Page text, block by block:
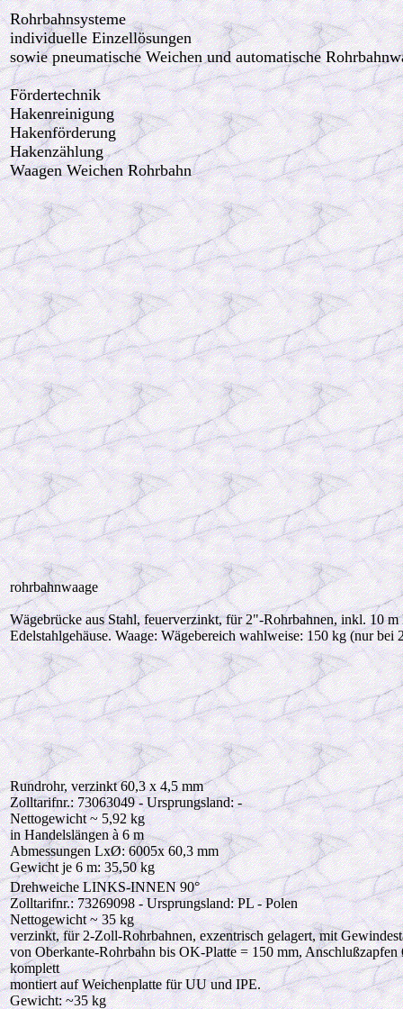
Rohrbahnsysteme
individuelle Einzellösungen
sowie pneumatische Weichen und automatische
Fördertechnik
Hakenreinigung
Hakenförderung
Hakenzählung
Waagen Weichen Rohrbahn
rohrbahnwaage
Wägebrücke aus Stahl, feuerverzinkt, für 2"-Rohrbahnen, inkl. 10
Edelstahlgehäuse. Waage: Wägebereich wahlweise: 150 kg (nur
Rundrohr, verzinkt 60,3 x 4,5 mm
Zolltarifnr.: 73063049 - Ursprungsland: -
Nettogewicht ~ 5,92 kg
in Handelslängen à 6 m
Abmessungen LxØ: 6005x 60,3 mm
Gewicht je 6 m: 35,50 kg
Drehweiche LINKS-INNEN 90°
Zolltarifnr.: 73269098 - Ursprungsland: PL - Polen
Nettogewicht ~ 35 kg
verzinkt, für 2-Zoll-Rohrbahnen, exzentrisch gelagert, mit
von Oberkante-Rohrbahn bis OK-Platte = 150 mm,
komplett
montiert auf Weichenplatte für UU und IPE.
Gewicht: ~35 kg